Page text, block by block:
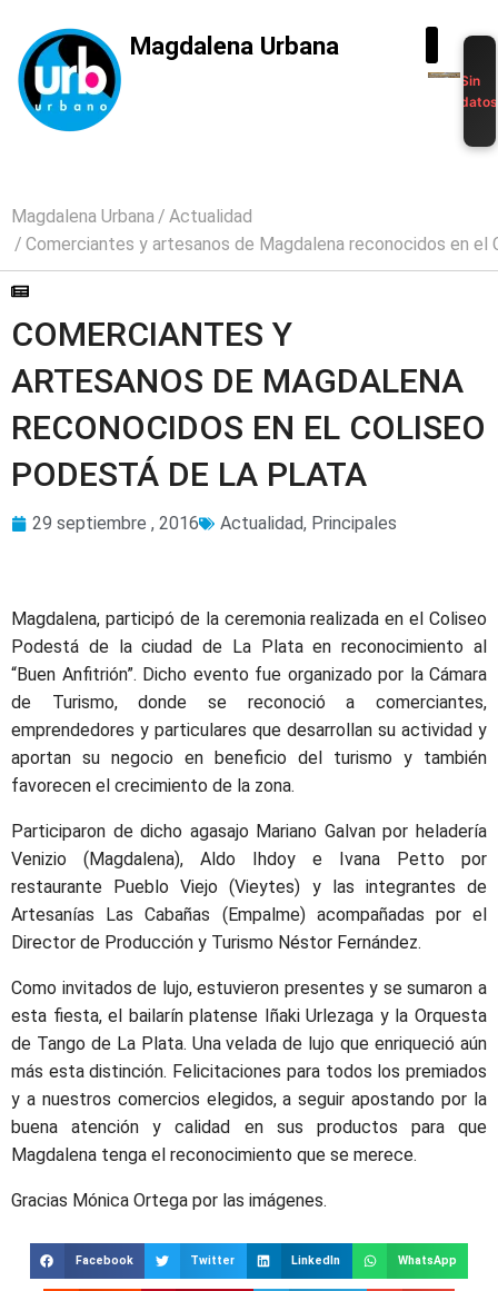
Magdalena Urbana
Sin
datos
Magdalena Urbana
Actualidad
Comerciantes y artesanos de Magdalena reconocidos en
COMERCIANTES Y
ARTESANOS DE MAGDALENA
RECONOCIDOS EN EL COLISEO
PODESTÁ DE LA PLATA
29 septiembre , 2016 Actualidad, Principales
Magdalena, participó de la ceremonia realizada en el Coliseo
Podestá de la ciudad de La Plata en reconocimiento al
“Buen Anfitrión”. Dicho evento fue organizado por la Cámara
de Turismo, donde se reconoció a comerciantes,
emprendedores y particulares que desarrollan su actividad y
aportan su negocio en beneficio del turismo y también
favorecen el crecimiento de la zona.
Participaron de dicho agasajo Mariano Galvan por heladería
Venizio (Magdalena), Aldo Ihdoy e Ivana Petto por
restaurante Pueblo Viejo (Vieytes) y las integrantes de
Artesanías Las Cabañas (Empalme) acompañadas por el
Director de Producción y Turismo Néstor Fernández.
Como invitados de lujo, estuvieron presentes y se sumaron a
esta fiesta, el bailarín platense Iñaki Urlezaga y la Orquesta
de Tango de La Plata. Una velada de lujo que enriqueció aún
más esta distinción. Felicitaciones para todos los premiados
y a nuestros comercios elegidos, a seguir apostando por la
buena atención y calidad en sus productos para que
Magdalena tenga el reconocimiento que se merece.
Gracias Mónica Ortega por las imágenes.
Facebook Twitter LinkedIn WhatsApp